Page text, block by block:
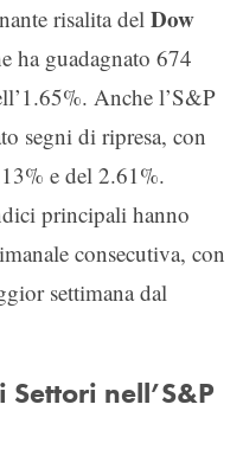
risalita del Dow
ha guadagnato 674
Anche l’S&P
segni di ripresa, con
e del 2.61%.
principali hanno
consecutiva, con
settimana dal
nell’S&P